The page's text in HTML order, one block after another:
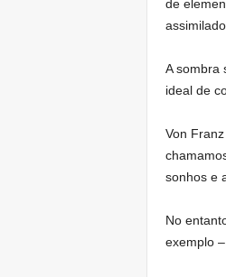
de
A sombra
ideal de
Von
sonhos e
No
exemplo